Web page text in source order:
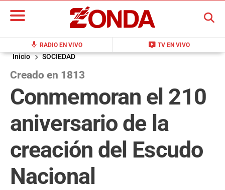
mic RADIO EN VIVO live_tv TV EN VIVO
BUSCAR
Inicio SOCIEDAD
Creado en 1813
Conmemoran el 210
aniversario de la
creación del Escudo
Nacional